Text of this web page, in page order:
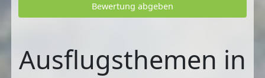
Bewertung abgeben
Ausflugsthemen in